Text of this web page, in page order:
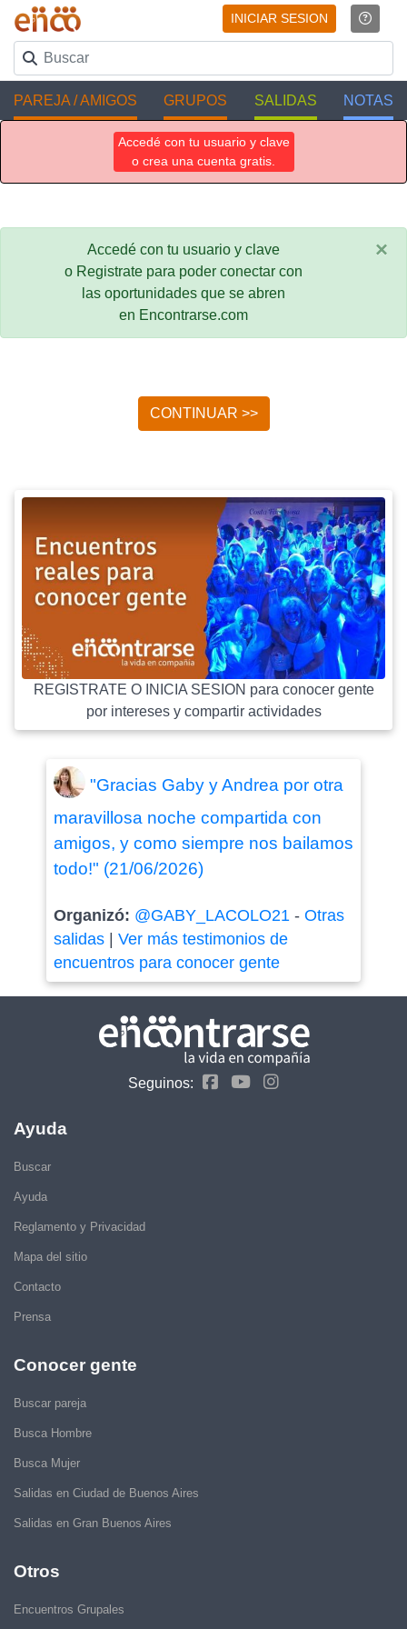
INICIAR SESION
PAREJA / AMIGOS GRUPOS SALIDAS NOTAS
Accedé con tu usuario y clave
o crea una cuenta gratis.
Accedé con tu usuario y clave
o Registrate para poder conectar con
las oportunidades que se abren
en Encontrarse.com
×
CONTINUAR >>
REGISTRATE O INICIA SESION para conocer gente
por intereses y compartir actividades
"Gracias Gaby y Andrea por otra
maravillosa noche compartida con
amigos, y como siempre nos bailamos
todo!" (21/06/2026)
Organizó: @GABY_LACOLO21- Otras
salidas| Ver más testimonios de
encuentros para conocer gente
Seguinos:
Ayuda
Buscar
Ayuda
Reglamento y Privacidad
Mapa del sitio
Contacto
Prensa
Conocer gente
Buscar pareja
Busca Hombre
Busca Mujer
Salidas en Ciudad de Buenos Aires
Salidas en Gran Buenos Aires
Otros
Encuentros Grupales